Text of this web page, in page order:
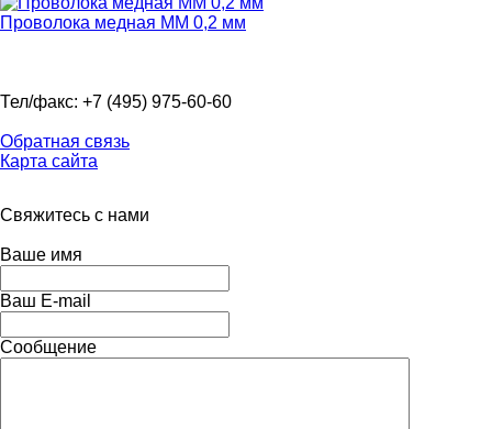
Проволока медная ММ 0,2 мм
Тел/факс: +7 (495) 975-60-60
Обратная связь
Карта сайта
Свяжитесь с нами
Ваше имя
Ваш E-mail
Сообщение